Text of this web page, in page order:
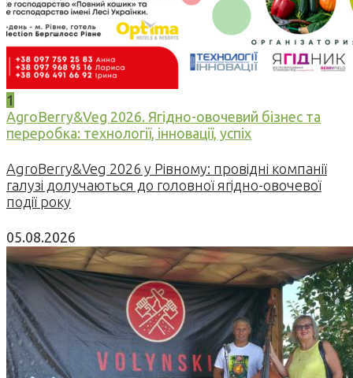
1
AgroBerry&Veg 2026. Ягідно-овочевий бізнес та
переробка: технології, інновації, успіх
AgroBerry&Veg 2026 у Рівному: провідні компанії
галузі долучаються до головної ягідно-овочевої
події року
05.08.2026